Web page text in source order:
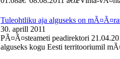
Tuleohtliku aja alguseks on
30. aprill 2011
PÃ¤Ã¤steameti peadirektori
alguseks kogu Eesti territooriumil